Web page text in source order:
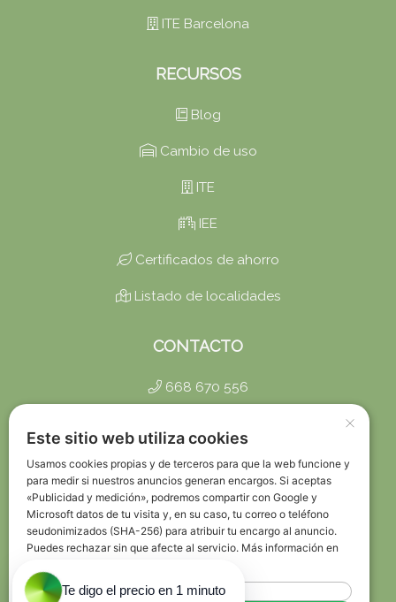
ITE Barcelona
RECURSOS
Blog
Cambio de uso
ITE
IEE
Certificados de ahorro
Listado de localidades
CONTACTO
668 670 556
Trabaja con Nosotros
Política de Privacidad
Política de Devoluciones
Sala de Prensa
×
Este sitio web utiliza cookies
Usamos cookies propias y de terceros para que la web funcione y
para medir si nuestros anuncios generan encargos. Si aceptas
«Publicidad y medición», podremos compartir con Google y
Microsoft datos de tu visita y, en su caso, tu correo o teléfono
seudonimizados (SHA-256) para atribuir tu encargo al anuncio.
Puedes rechazar sin que afecte al servicio. Más información en
Rechazar todo